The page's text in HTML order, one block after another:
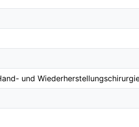
und